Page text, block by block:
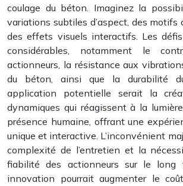
coulage du béton. Imaginez la
variations subtiles d’aspect, des motifs
des effets visuels interactifs. Les
considérables, notamment le
actionneurs, la résistance aux
du béton, ainsi que la durabilité
application potentielle serait la
dynamiques qui réagissent à la
présence humaine, offrant une
unique et interactive. L’inconvénient
complexité de l’entretien et la
fiabilité des actionneurs sur le long
innovation pourrait augmenter le